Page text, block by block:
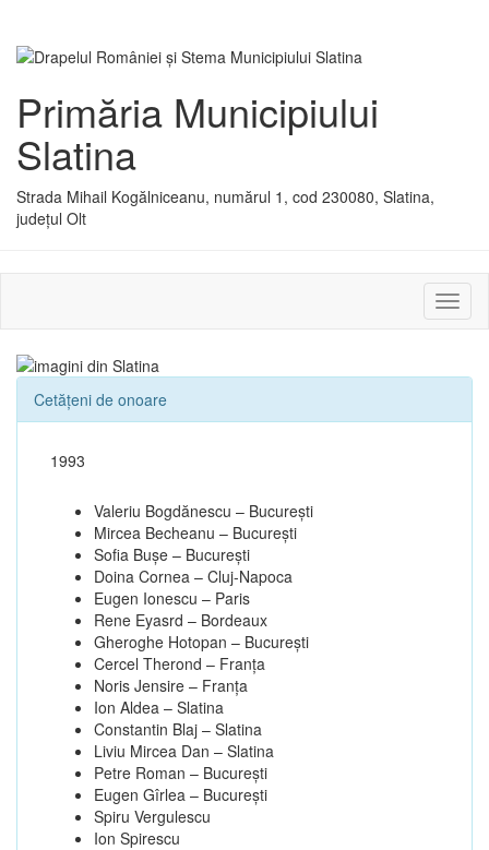
Primăria Municipiului
Slatina
Strada Mihail Kogălniceanu, numărul 1, cod 230080, Slatina,
județul Olt
sau
Cetățeni de onoare
1993
Valeriu Bogdănescu – Bucureşti
Mircea Becheanu – Bucureşti
Sofia Buşe – Bucureşti
Doina Cornea – Cluj-Napoca
Eugen Ionescu – Paris
Rene Eyasrd – Bordeaux
Gheroghe Hotopan – Bucureşti
Cercel Therond – Franţa
Noris Jensire – Franţa
Ion Aldea – Slatina
Constantin Blaj – Slatina
Liviu Mircea Dan – Slatina
Petre Roman – Bucureşti
Eugen Gîrlea – Bucureşti
Spiru Vergulescu
Ion Spirescu